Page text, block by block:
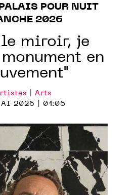
POUR NUIT
2026
le miroir, je
en
| Arts
2026 | 01:05